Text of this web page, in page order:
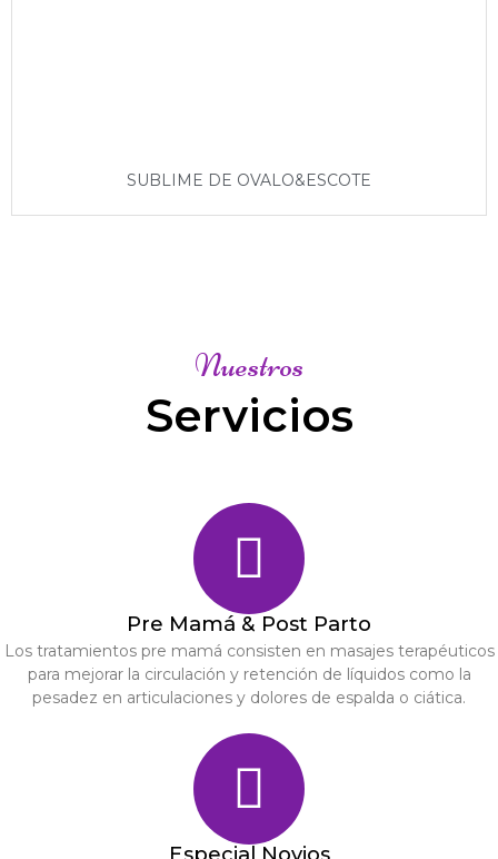
SUBLIME DE OVALO&ESCOTE
Nuestros
Servicios
Pre Mamá & Post Parto
Los tratamientos pre mamá consisten en masajes terapéuticos
para mejorar la circulación y retención de líquidos como la
pesadez en articulaciones y dolores de espalda o ciática.